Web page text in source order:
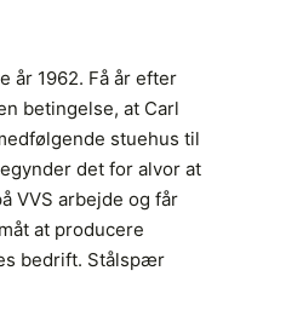
år 1962. Få år efter
betingelse, at Carl
stuehus til
det for alvor at
VVS arbejde og får
at producere
bedrift. Stålspær